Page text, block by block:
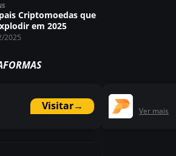
Criptomoedas que
em 2025
2025
Visitar→ Ver mais